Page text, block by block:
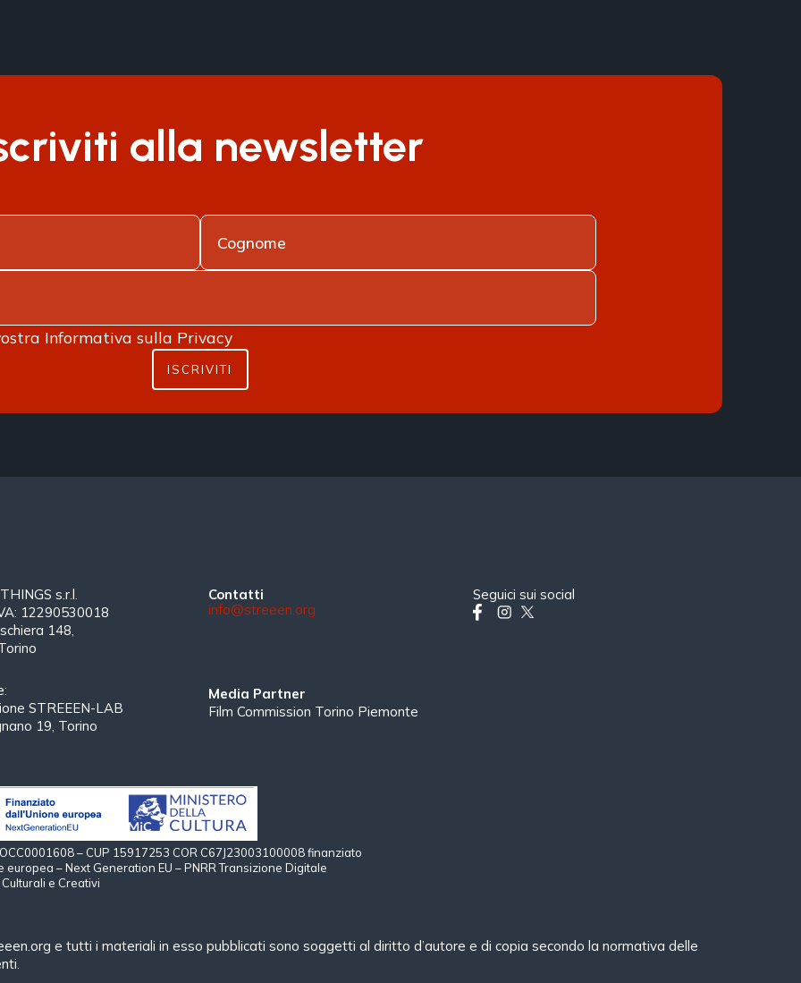
alla newsletter
Informativa sulla Privacy
ISCRIVITI
s.r.l.
12290530018
148,
STREEEN-LAB
19, Torino
Contatti
info@streeen.org
Media Partner
Film Commission Torino Piemonte
Seguici sui social
– CUP 15917253 COR C67J23003100008 finanziato
europea – Next Generation EU – PNRR Transizione Digitale
e Creativi
e tutti i materiali in esso pubblicati sono soggetti al diritto d’autore e di copia secondo la normativa delle